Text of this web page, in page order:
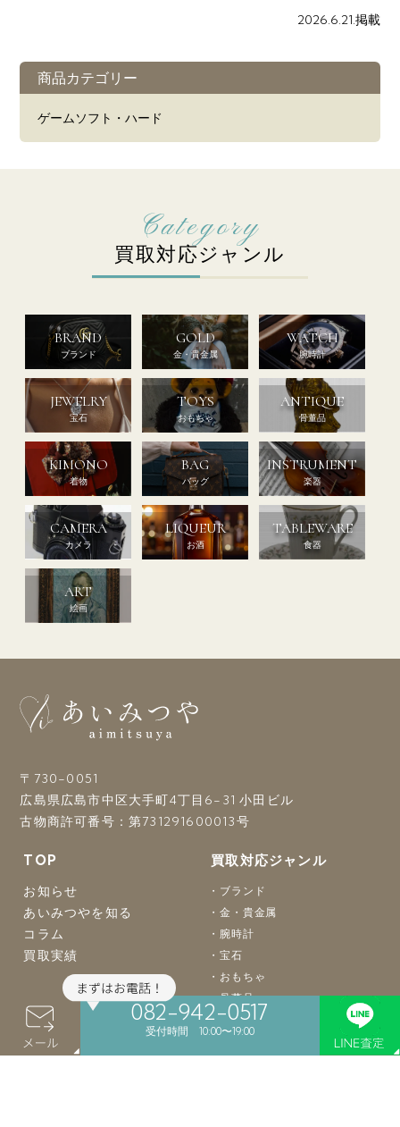
2026.6.21.掲載
商品カテゴリー
ゲームソフト・ハード
買取対応ジャンル
BRAND
ブランド
GOLD
金・貴金属
WATCH
腕時計
JEWELRY
宝石
TOYS
おもちゃ
ANTIQUE
骨董品
KIMONO
着物
BAG
バッグ
INSTRUMENT
楽器
CAMERA
カメラ
LIQUEUR
お酒
TABLEWARE
食器
ART
絵画
〒730-0051
広島県広島市中区大手町4丁目6-31 小田ビル
古物商許可番号：第731291600013号
TOP
お知らせ
あいみつやを知る
コラム
買取実績
買取対応ジャンル
ブランド
金・貴金属
腕時計
宝石
おもちゃ
骨董品
着物
082-942-0517
受付時間 10:00〜19:00